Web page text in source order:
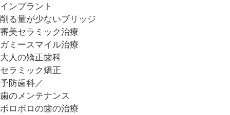
インプラント
削る量が少ないブリッジ
審美セラミック治療
ガミースマイル治療
大人の矯正歯科
セラミック矯正
予防歯科／
歯のメンテナンス
ボロボロの歯の治療